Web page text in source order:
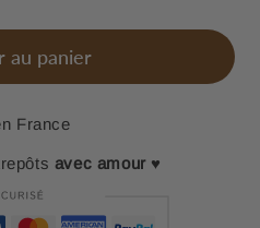
au panier
France
avec amour ♥